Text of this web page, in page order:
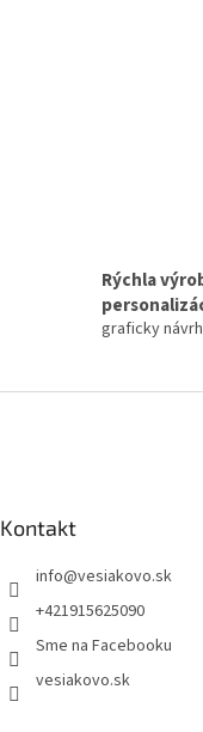
Rýchla
graficky
Kontakt
info@vesiakovo.sk
+421915625090
Sme na Facebooku
vesiakovo.sk